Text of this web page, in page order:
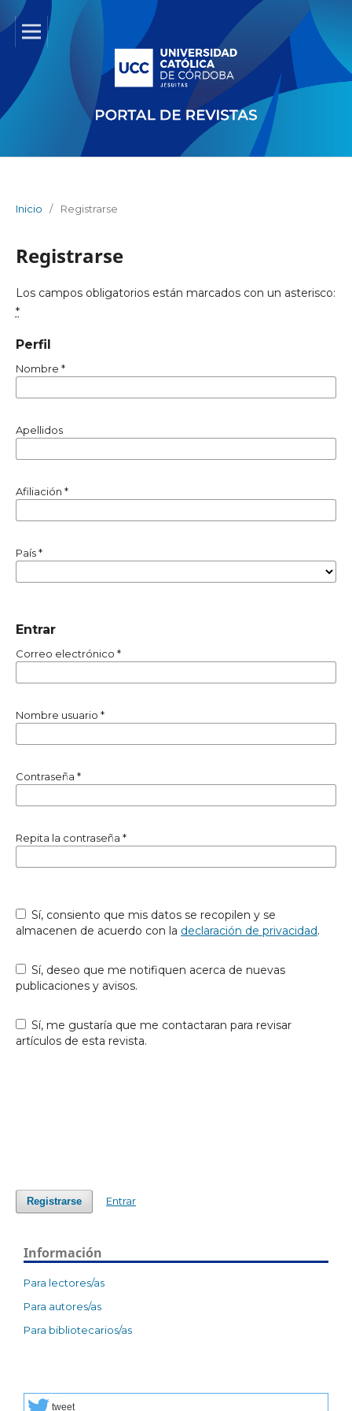
Inicio / Registrarse
Registrarse
Los campos obligatorios están marcados con un asterisco:
*
Perfil
Nombre *
Apellidos
Afiliación *
País*
Entrar
Correo electrónico *
Nombre usuario *
Contraseña *
Repita la contraseña *
Sí, consiento que mis datos se recopilen y se
almacenen de acuerdo con la declaración de privacidad.
Sí, deseo que me notifiquen acerca de nuevas
publicaciones y avisos.
Sí, me gustaría que me contactaran para revisar
artículos de esta revista.
Registrarse Entrar
Información
Para lectores/as
Para autores/as
Para bibliotecarios/as
tweet